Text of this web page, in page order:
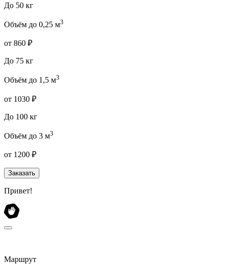
До 50 кг
Объём до 0,25 м3
от 860 ₽
До 75 кг
Объём до 1,5 м3
от 1030 ₽
До 100 кг
Объём до 3 м3
от 1200 ₽
Заказать
Привет!
Маршрут